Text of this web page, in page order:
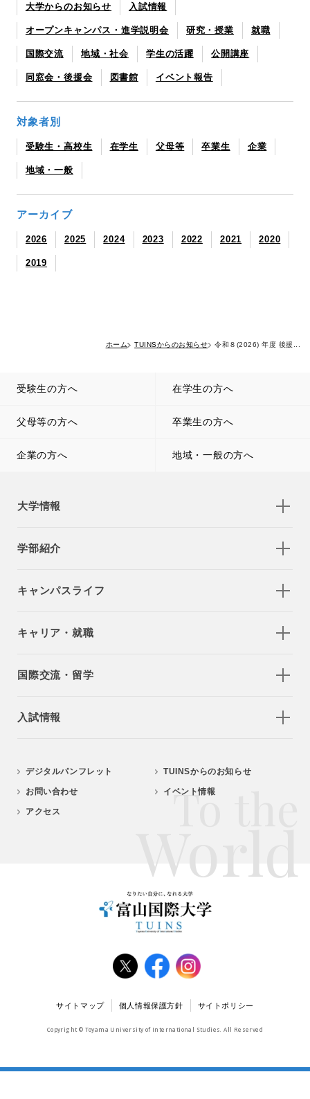
大学からのお知らせ 入試情報
オープンキャンパス・進学説明会 研究・授業 就職
国際交流 地域・社会 学生の活躍 公開講座
同窓会・後援会 図書館 イベント報告
対象者別
受験生・高校生 在学生 父母等 卒業生 企業
地域・一般
アーカイブ
2026 2025 2024 2023 2022 2021 2020
2019
ホーム TUINSからのお知らせ 令和８(2026) 年度 後援...
受験生の方へ 在学生の方へ
父母等の方へ 卒業生の方へ
企業の方へ 地域・一般の方へ
大学情報
学部紹介
キャンパスライフ
キャリア・就職
国際交流・留学
入試情報
デジタルパンフレット
お問い合わせ
アクセス
TUINSからのお知らせ
イベント情報
To the
World
サイトマップ 個人情報保護方針 サイトポリシー
Copyright © Toyama University of International Studies. All Reserved